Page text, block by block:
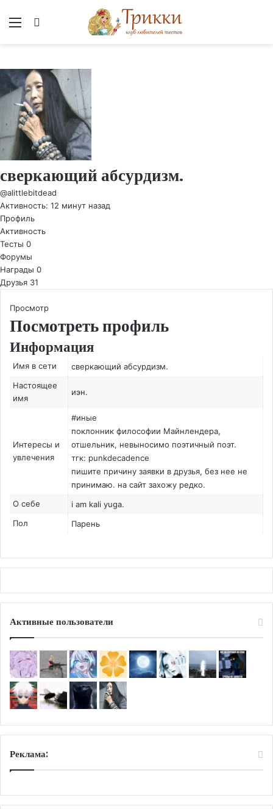
Меню
сверкающий абсурдизм.
@alittlebitdead
Активность: 12 минут назад
Профиль
Активность
Тесты 0
Форумы
Награды 0
Друзья 31
Просмотр
Посмотреть профиль
Информация
Имя в сети
сверкающий абсурдизм.
Настоящее
имя
иэн.
Интересы и
увлечения
#иные
поклонник философии Майнлендера,
отшельник, невыносимо поэтичный поэт.
тгк: punkdecadence
пишите причину заявки в друзья, без нее не
принимаю. на сайт захожу редко.
О себе
i am kali yuga.
Пол
Парень
Активные пользователи
Реклама: